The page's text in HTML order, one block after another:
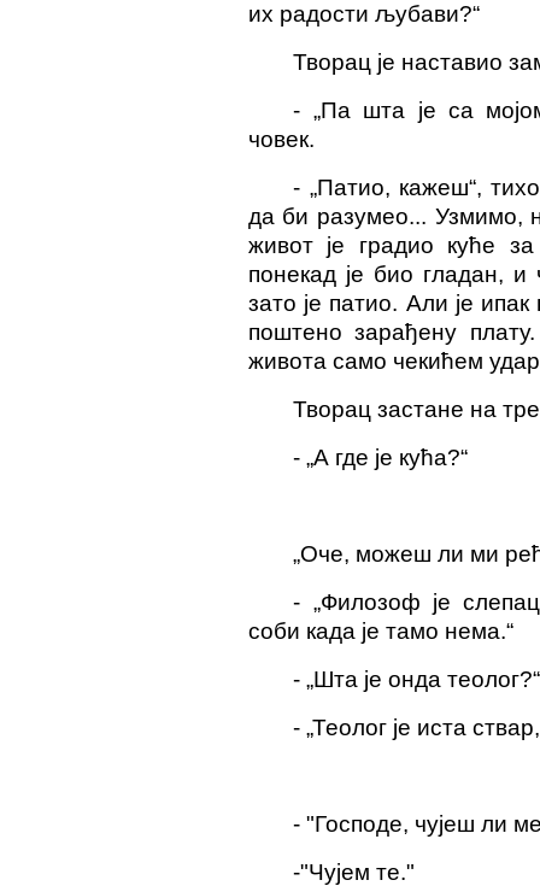
их радости љубави?“
Творац је наставио
- „Па шта је са
човек.
- „Патио, кажеш“,
да би разумео... Узмимо,
живот је градио куће
понекад је био гладан, и
зато је патио. Али је
поштено зарађену
живота само чекићем
Творац застане на
-„А где је кућа?“
„Оче, можеш ли ми
- „Филозоф је
соби када је тамо нема.“
-„Шта је онда теолог?“
-„Теолог је иста
-"Господе, чујеш ли
-"Чујем те."